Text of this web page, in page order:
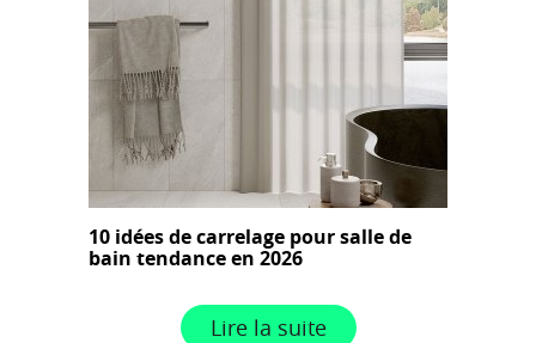
10 idées de carrelage pour salle de
bain tendance en 2026
Lire la suite